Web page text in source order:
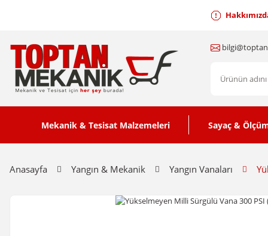
Mekanik & Tesisat Malzemeleri Sayaç &
Anasayfa Yangın & Mekanik Yangın Vanaları